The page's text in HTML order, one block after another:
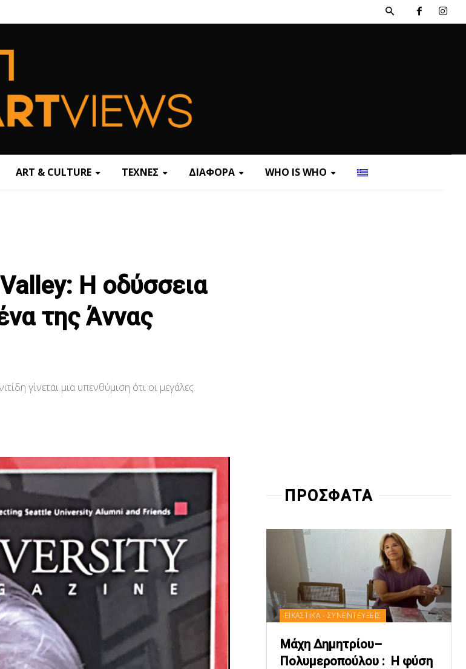
ART & CULTURE ΤΕΧΝΕΣ ΔΙΑΦΟΡΑ WHO IS WHO
Η οδύσσεια
της Άννας
γίνεται μια υπενθύμιση ότι οι μεγάλες
ΠΡΟΣΦΑΤΑ
ΕΙΚΑΣΤΙΚΑ - ΣΥΝΕΝΤΕΥΞΕΙΣ
Μάχη Δημητρίου–
Πολυμεροπούλου : Η φύση